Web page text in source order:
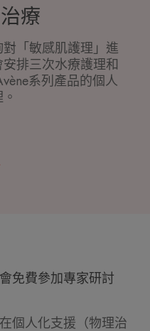
療
「敏感肌護理」進
排三次水療護理和
系列產品的個人
免費參加專家研討
個人化支援（物理治